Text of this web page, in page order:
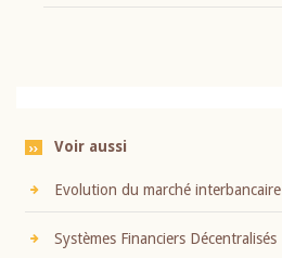
Voir aussi
Evolution du marché interbancaire
Systèmes Financiers Décentralisés